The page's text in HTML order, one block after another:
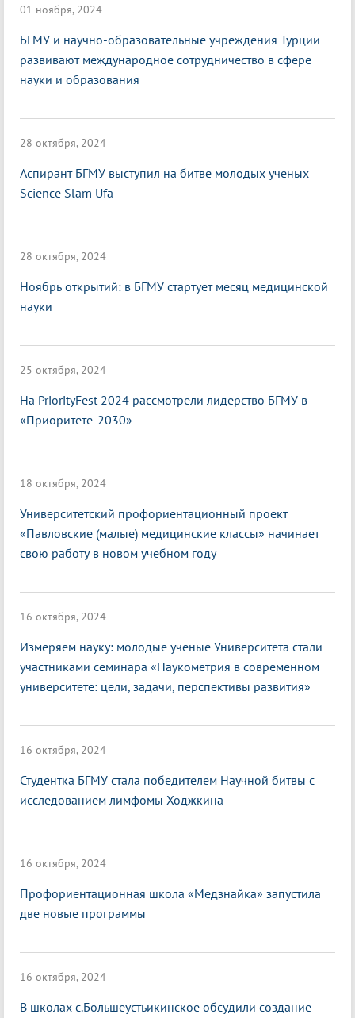
01 ноября, 2024
БГМУ и научно-образовательные учреждения Турции
развивают международное сотрудничество в сфере
науки и образования
28 октября, 2024
Аспирант БГМУ выступил на битве молодых ученых
Science Slam Ufa
28 октября, 2024
Ноябрь открытий: в БГМУ стартует месяц медицинской
науки
25 октября, 2024
На PriorityFest 2024 рассмотрели лидерство БГМУ в
«Приоритете-2030»
18 октября, 2024
Университетский профориентационный проект
«Павловские (малые) медицинские классы» начинает
свою работу в новом учебном году
16 октября, 2024
Измеряем науку: молодые ученые Университета стали
участниками семинара «Наукометрия в современном
университете: цели, задачи, перспективы развития»
16 октября, 2024
Студентка БГМУ стала победителем Научной битвы с
исследованием лимфомы Ходжкина
16 октября, 2024
Профориентационная школа «Медзнайка» запустила
две новые программы
16 октября, 2024
В школах с.Большеустьикинское обсудили создание